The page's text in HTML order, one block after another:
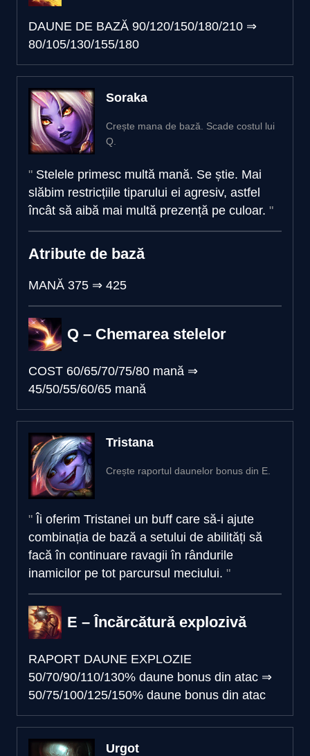
DAUNE DE BAZĂ 90/120/150/180/210 ⇒
80/105/130/155/180
Soraka
Crește mana de bază. Scade costul lui
Q.
Stelele primesc multă mană. Se știe. Mai
slăbim restricțiile tiparului ei agresiv, astfel
încât să aibă mai multă prezență pe culoar.
Atribute de bază
MANĂ 375 ⇒ 425
Q – Chemarea stelelor
COST 60/65/70/75/80 mană ⇒
45/50/55/60/65 mană
Tristana
Crește raportul daunelor bonus din E.
Îi oferim Tristanei un buff care să-i ajute
combinația de bază a setului de abilități să
facă în continuare ravagii în rândurile
inamicilor pe tot parcursul meciului.
E – Încărcătură explozivă
RAPORT DAUNE EXPLOZIE
50/70/90/110/130% daune bonus din atac ⇒
50/75/100/125/150% daune bonus din atac
Urgot